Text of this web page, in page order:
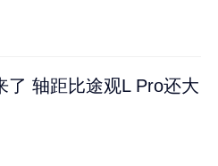
了 轴距比途观L Pro还大